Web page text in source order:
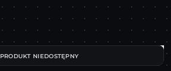
PRODUKT NIEDOSTĘPNY